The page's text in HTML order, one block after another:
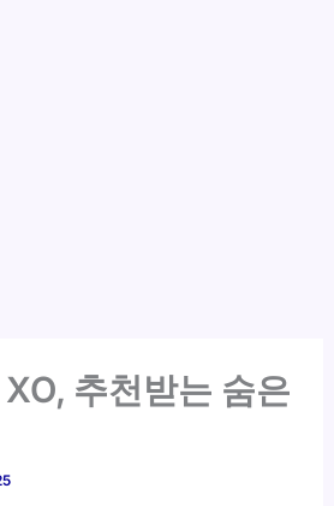
추천받는 숨은